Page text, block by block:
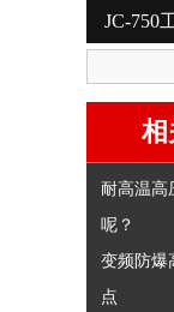
JC-750
相
耐高温高
呢？
变频防爆
点